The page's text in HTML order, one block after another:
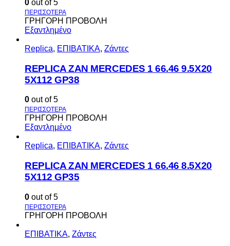
0 out of 5
ΓΡΗΓΟΡΗ ΠΡΟΒΟΛΗ
Εξαντλημένο
Replica, ΕΠΙΒΑΤΙΚΑ, Ζάντες
REPLICA ZAN MERCEDES 1 66.46 9.5X20
5X112 GP38
0 out of 5
ΓΡΗΓΟΡΗ ΠΡΟΒΟΛΗ
Εξαντλημένο
Replica, ΕΠΙΒΑΤΙΚΑ, Ζάντες
REPLICA ZAN MERCEDES 1 66.46 8.5X20
5X112 GP35
0 out of 5
ΓΡΗΓΟΡΗ ΠΡΟΒΟΛΗ
ΕΠΙΒΑΤΙΚΑ, Ζάντες